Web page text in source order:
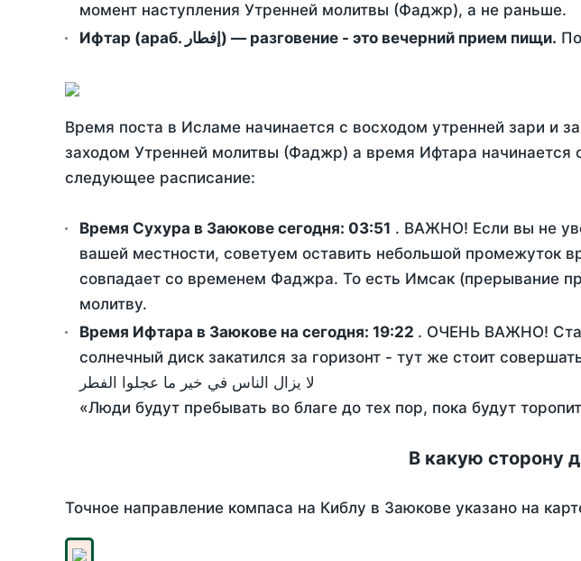
момент наступления Утренней молитвы (Фаджр), а не раньше.
Ифтар (араб. إفطار) — разговение - это вечерний прием пищи.
Время поста в Исламе начинается с восходом утренней зари и
заходом Утренней молитвы (Фаджр) а время Ифтара
следующее расписание:
Время Сухура в Заюкове сегодня: 03:51 . ВАЖНО! Если вы не
вашей местности, советуем оставить небольшой промежуток
совпадает со временем Фаджра. То есть Имсак (прерывание
молитву.
Время Ифтара в Заюкове на сегодня: 19:22 . ОЧЕНЬ ВАЖНО!
солнечный диск закатился за горизонт - тут же стоит
لا يزال الناس في خير ما عجلوا الفطر
«Люди будут пребывать во благе до тех пор, пока будут
В какую сторону
Точное направление компаса на Киблу в Заюкове указано на